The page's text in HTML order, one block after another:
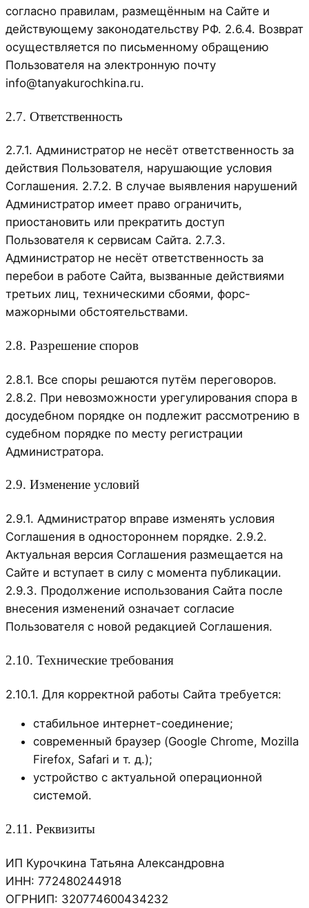
согласно правилам, размещённым на Сайте и
действующему законодательству РФ. 2.6.4. Возврат
осуществляется по письменному обращению
Пользователя на электронную почту
info@tanyakurochkina.ru.
2.7. Ответственность
2.7.1. Администратор не несёт ответственность за
действия Пользователя, нарушающие условия
Соглашения. 2.7.2. В случае выявления нарушений
Администратор имеет право ограничить,
приостановить или прекратить доступ
Пользователя к сервисам Сайта. 2.7.3.
Администратор не несёт ответственность за
перебои в работе Сайта, вызванные действиями
третьих лиц, техническими сбоями, форс-
мажорными обстоятельствами.
2.8. Разрешение споров
2.8.1. Все споры решаются путём переговоров.
2.8.2. При невозможности урегулирования спора в
досудебном порядке он подлежит рассмотрению в
судебном порядке по месту регистрации
Администратора.
2.9. Изменение условий
2.9.1. Администратор вправе изменять условия
Соглашения в одностороннем порядке. 2.9.2.
Актуальная версия Соглашения размещается на
Сайте и вступает в силу с момента публикации.
2.9.3. Продолжение использования Сайта после
внесения изменений означает согласие
Пользователя с новой редакцией Соглашения.
2.10. Технические требования
2.10.1. Для корректной работы Сайта требуется:
стабильное интернет-соединение;
современный браузер (Google Chrome, Mozilla
Firefox, Safari и т. д.);
устройство с актуальной операционной
системой.
2.11. Реквизиты
ИП Курочкина Татьяна Александровна
ИНН: 772480244918
ОГРНИП: 320774600434232